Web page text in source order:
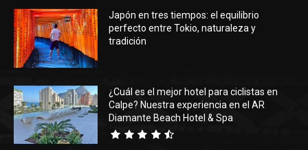
Japón en tres tiempos: el equilibrio
perfecto entre Tokio, naturaleza y
tradición
¿Cuál es el mejor hotel para ciclistas en
Calpe? Nuestra experiencia en el AR
Diamante Beach Hotel & Spa